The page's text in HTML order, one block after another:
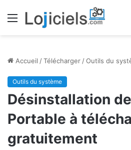
Menu
Accueil /Télécharger /Outils du
Outils du système
Désinstallation
Portable à
gratuitement